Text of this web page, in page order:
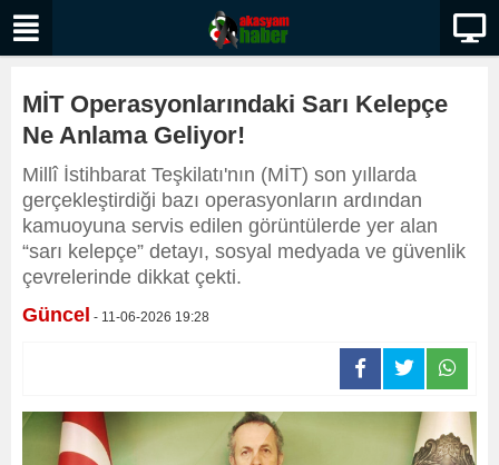
MİT Operasyonlarındaki Sarı Kelepçe
Ne Anlama Geliyor!
Millî İstihbarat Teşkilatı'nın (MİT) son yıllarda
gerçekleştirdiği bazı operasyonların ardından
kamuoyuna servis edilen görüntülerde yer alan
“sarı kelepçe” detayı, sosyal medyada ve güvenlik
çevrelerinde dikkat çekti.
Güncel - 11-06-2026 19:28